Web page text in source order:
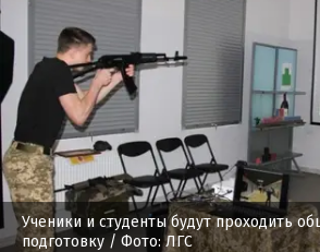
Ученики и студенты будут проходить
подготовку / Фото: ЛГС